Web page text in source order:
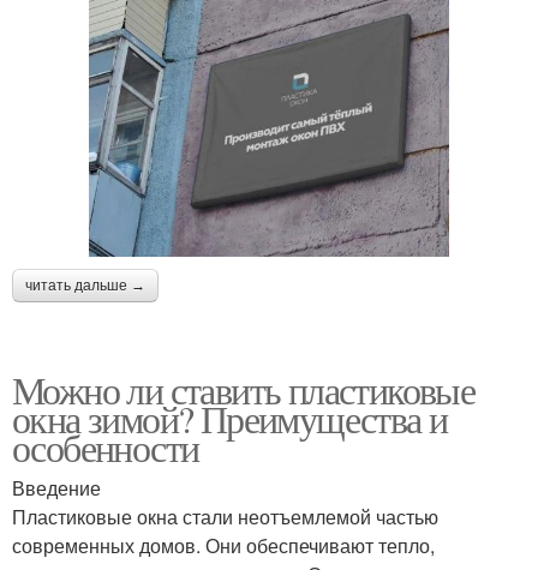
читать дальше →
Можно ли ставить пластиковые
окна зимой? Преимущества и
особенности
Введение
Пластиковые окна стали неотъемлемой частью
современных домов. Они обеспечивают тепло,